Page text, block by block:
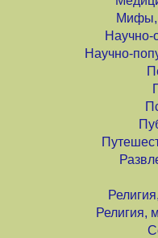
Мифы,
Научно-
Научно-
Религия,